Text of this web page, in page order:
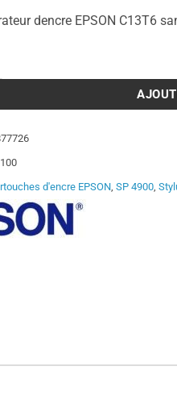
dencre EPSON C13T6
récupérateur d'encre EPSON
d'encre EPSON ,SP 4900 ,